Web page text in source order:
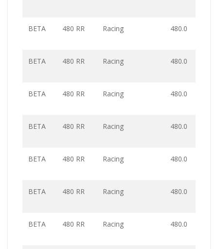
BETA 480 RR Racing 480.0
BETA 480 RR Racing 480.0
BETA 480 RR Racing 480.0
BETA 480 RR Racing 480.0
BETA 480 RR Racing 480.0
BETA 480 RR Racing 480.0
BETA 480 RR Racing 480.0